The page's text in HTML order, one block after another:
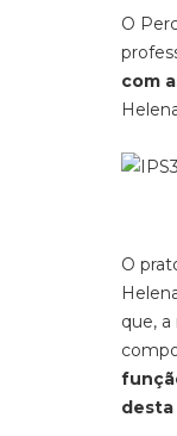
O
com
O
que,